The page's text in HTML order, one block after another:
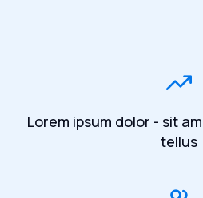
Lorem ipsum dolor - sit
tellus